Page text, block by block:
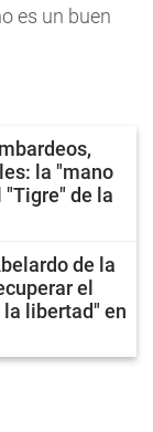
es un buen
la "mano
"Tigre" de la
de la
el
libertad" en